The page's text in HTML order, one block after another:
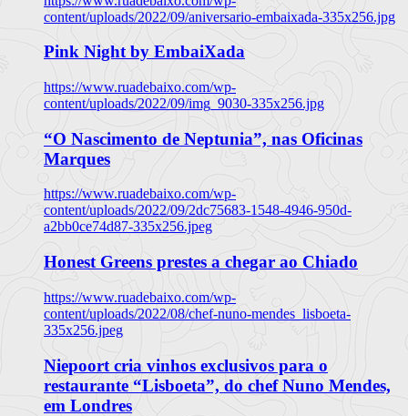
content/uploads/2022/09/aniversario-embaixada-335x256.jpg
Pink Night by EmbaiXada
https://www.ruadebaixo.com/wp-
content/uploads/2022/09/img_9030-335x256.jpg
“O Nascimento de Neptunia”, nas Oficinas
Marques
https://www.ruadebaixo.com/wp-
content/uploads/2022/09/2dc75683-1548-4946-950d-
a2bb0ce74d87-335x256.jpeg
Honest Greens prestes a chegar ao Chiado
https://www.ruadebaixo.com/wp-
content/uploads/2022/08/chef-nuno-mendes_lisboeta-
335x256.jpeg
Niepoort cria vinhos exclusivos para o
restaurante “Lisboeta”, do chef Nuno Mendes,
em Londres